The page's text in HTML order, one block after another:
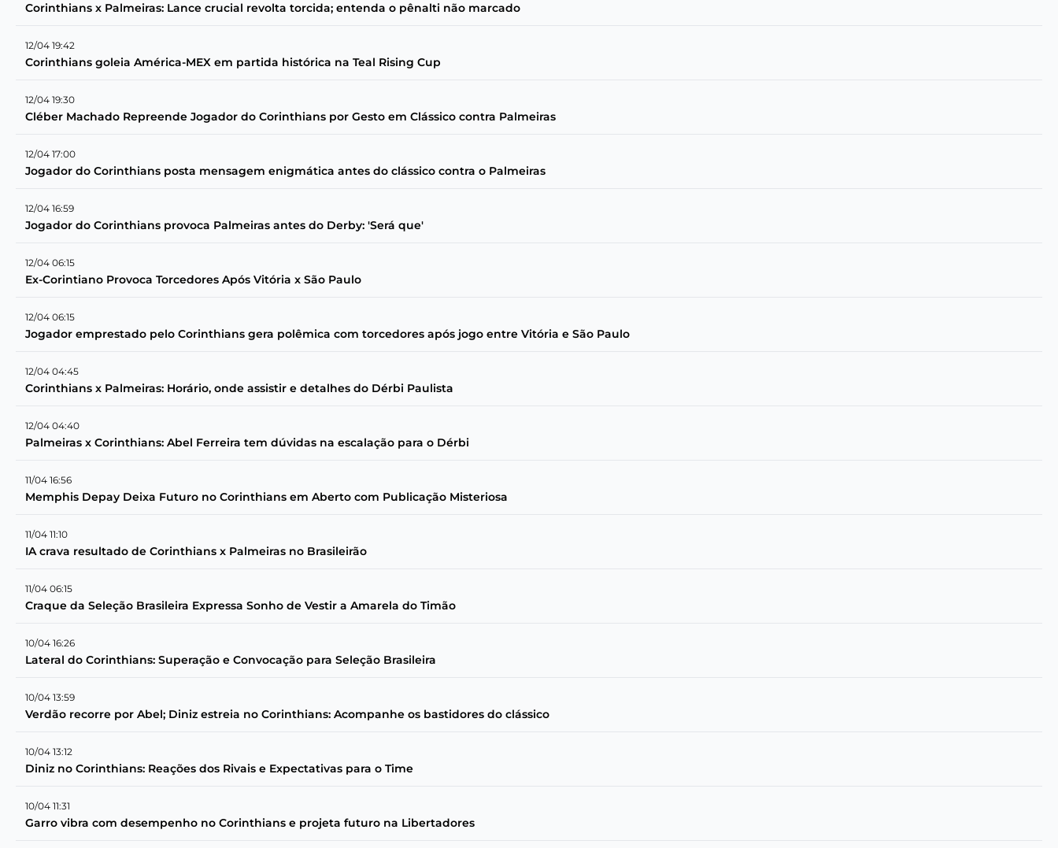
Corinthians x Palmeiras: Lance crucial revolta torcida; entenda o pênalti não marcado
12/04 19:42
Corinthians goleia América-MEX em partida histórica na Teal Rising Cup
12/04 19:30
Cléber Machado Repreende Jogador do Corinthians por Gesto em Clássico contra Palmeiras
12/04 17:00
Jogador do Corinthians posta mensagem enigmática antes do clássico contra o Palmeiras
12/04 16:59
Jogador do Corinthians provoca Palmeiras antes do Derby: 'Será que'
12/04 06:15
Ex-Corintiano Provoca Torcedores Após Vitória x São Paulo
12/04 06:15
Jogador emprestado pelo Corinthians gera polêmica com torcedores após jogo entre Vitória e São Paulo
12/04 04:45
Corinthians x Palmeiras: Horário, onde assistir e detalhes do Dérbi Paulista
12/04 04:40
Palmeiras x Corinthians: Abel Ferreira tem dúvidas na escalação para o Dérbi
11/04 16:56
Memphis Depay Deixa Futuro no Corinthians em Aberto com Publicação Misteriosa
11/04 11:10
IA crava resultado de Corinthians x Palmeiras no Brasileirão
11/04 06:15
Craque da Seleção Brasileira Expressa Sonho de Vestir a Amarela do Timão
10/04 16:26
Lateral do Corinthians: Superação e Convocação para Seleção Brasileira
10/04 13:59
Verdão recorre por Abel; Diniz estreia no Corinthians: Acompanhe os bastidores do clássico
10/04 13:12
Diniz no Corinthians: Reações dos Rivais e Expectativas para o Time
10/04 11:31
Garro vibra com desempenho no Corinthians e projeta futuro na Libertadores